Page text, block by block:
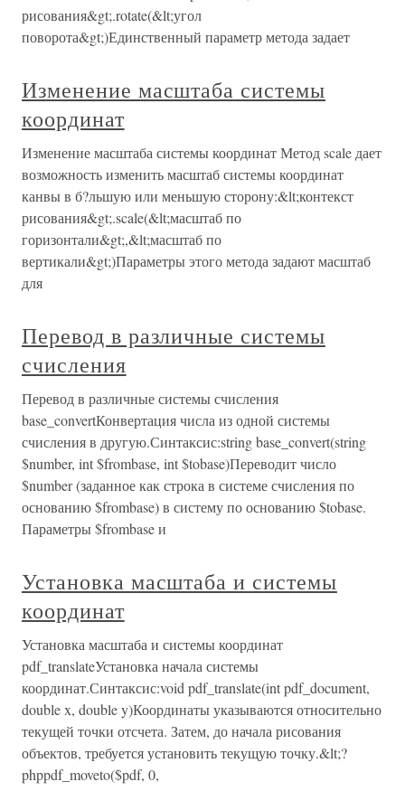
рисования&gt;.rotate(&lt;угол
поворота&gt;)Единственный параметр метода задает
Изменение масштаба системы
координат
Изменение масштаба системы координат Метод scale дает
возможность изменить масштаб системы координат
канвы в б?льшую или меньшую сторону:&lt;контекст
рисования&gt;.scale(&lt;масштаб по
горизонтали&gt;,&lt;масштаб по
вертикали&gt;)Параметры этого метода задают масштаб
для
Перевод в различные системы
счисления
Перевод в различные системы счисления
base_convertКонвертация числа из одной системы
счисления в другую.Синтаксис:string base_convert(string
$number, int $frombase, int $tobase)Переводит число
$number (заданное как строка в системе счисления по
основанию $frombase) в систему по основанию $tobase.
Параметры $frombase и
Установка масштаба и системы
координат
Установка масштаба и системы координат
pdf_translateУстановка начала системы
координат.Синтаксис:void pdf_translate(int pdf_document,
double x, double y)Координаты указываются относительно
текущей точки отсчета. Затем, до начала рисования
объектов, требуется установить текущую точку.&lt;?
phppdf_moveto($pdf, 0,